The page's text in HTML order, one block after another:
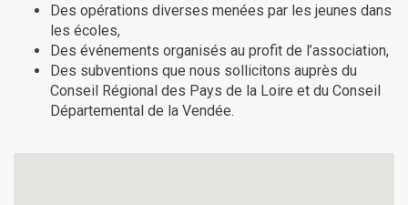
Des opérations diverses menées par les jeunes dans
les écoles,
Des événements organisés au profit de l’association,
Des subventions que nous sollicitons auprès du
Conseil Régional des Pays de la Loire et du Conseil
Départemental de la Vendée.